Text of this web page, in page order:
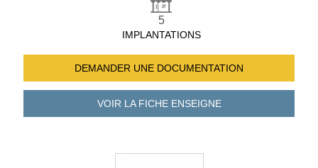
5
IMPLANTATIONS
DEMANDER UNE DOCUMENTATION
VOIR LA FICHEENSEIGNE